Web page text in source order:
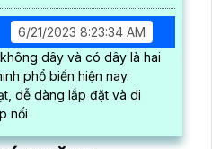
6/21/2023 8:23:34 AM
dây và có dây là hai
phổ biến hiện nay.
dễ dàng lắp đặt và di
nối